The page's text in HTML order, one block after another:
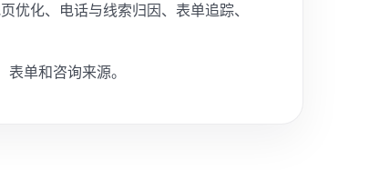
化、电话与线索归因、表单追踪、
单和咨询来源。